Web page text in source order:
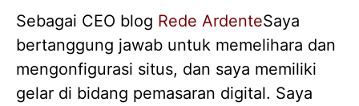
Sebagai CEO blog Rede ArdenteSaya
bertanggung jawab untuk memelihara dan
mengonfigurasi situs, dan saya memiliki
gelar di bidang pemasaran digital. Saya